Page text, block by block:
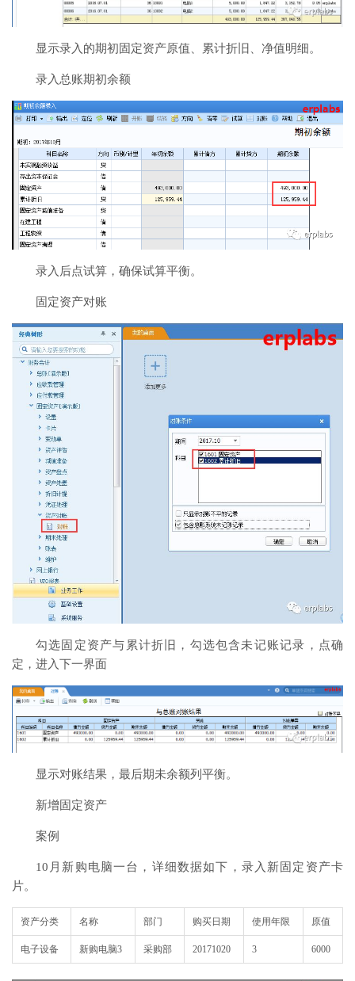
显示录入的期初固定资产原值、累计折旧、净值明细。
录入总账期初余额
录入后点试算，确保试算平衡。
固定资产对账
勾选固定资产与累计折旧，勾选包含未记账记录，点确
定，进入下一界面
显示对账结果，最后期未余额列平衡。
新增固定资产
案例
10月新购电脑一台，详细数据如下，录入新固定资产卡
片。
资产分类 名称 部门 购买日期 使用年限 原值
电子设备 新购电脑3 采购部 20171020 3 6000